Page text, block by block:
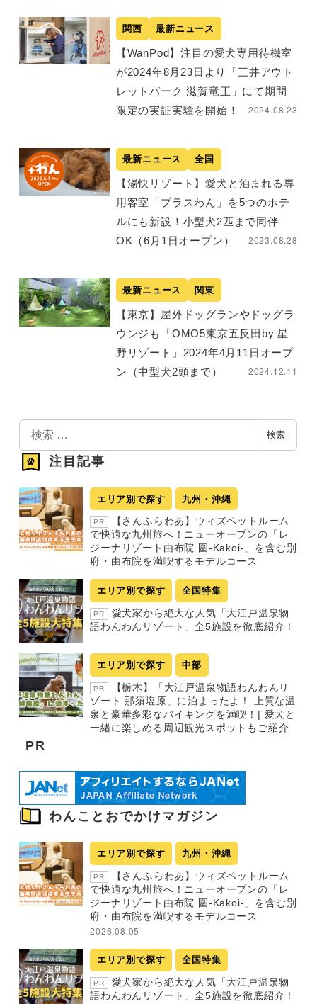
関西 最新ニュース
【WanPod】注目の愛犬専用待機室
が2024年8月23日より「三井アウト
レットパーク 滋賀竜王」にて期間
限定の実証実験を開始！
2024.08.23
最新ニュース 全国
【湯快リゾート】愛犬と泊まれる専
用客室「プラスわん」を5つのホテ
ルにも新設！小型犬2匹まで同伴
OK（6月1日オープン）
2023.08.28
最新ニュース 関東
【東京】屋外ドッグランやドッグラ
ウンジも「OMO5東京五反田by 星
野リゾート」2024年4月11日オープ
ン（中型犬2頭まで）
2024.12.11
検
索
検索
注目記事
エリア別で探す 九州・沖縄
PR
【さんふらわあ】ウィズペットルーム
で快適な九州旅へ！ニューオープンの「レ
ジーナリゾート由布院 圍-Kakoi-」を含む別
府・由布院を満喫するモデルコース
エリア別で探す 全国特集
PR
愛犬家から絶大な人気「大江戸温泉物
語わんわんリゾート」全5施設を徹底紹介！
エリア別で探す 中部
PR
【栃木】「大江戸温泉物語わんわんリ
ゾート 那須塩原」に泊まったよ！ 上質な温
泉と豪華多彩なバイキングを満喫！| 愛犬と
一緒に楽しめる周辺観光スポットもご紹介
PR
わんことおでかけマガジン
エリア別で探す 九州・沖縄
PR
【さんふらわあ】ウィズペットルーム
で快適な九州旅へ！ニューオープンの「レ
ジーナリゾート由布院 圍-Kakoi-」を含む別
府・由布院を満喫するモデルコース
2026.08.05
エリア別で探す 全国特集
PR
愛犬家から絶大な人気「大江戸温泉物
語わんわんリゾート」全5施設を徹底紹介！